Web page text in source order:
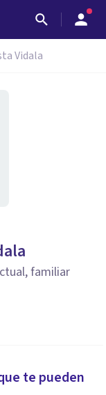
Vidala
familiar
te pueden